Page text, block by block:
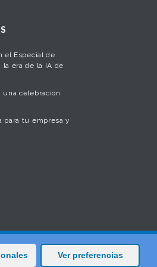
Ver preferencias
el Especial de
era de la IA de
una celebración
para tu empresa y